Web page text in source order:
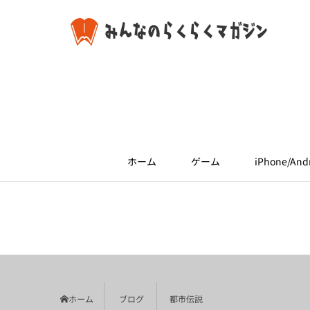
ホーム ゲーム iPhone/
ホーム ブログ 都市伝説